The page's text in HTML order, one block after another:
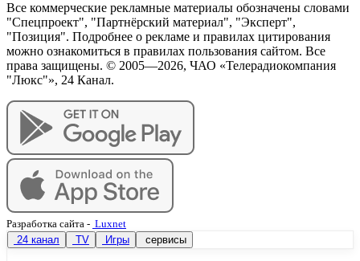
Все коммерческие рекламные материалы обозначены словами
"Спецпроект", "Партнёрский материал", "Эксперт",
"Позиция". Подробнее о рекламе и правилах цитирования
можно ознакомиться в правилах пользования сайтом. Все
права защищены. © 2005—2026, ЧАО «Телерадиокомпания
"Люкс"», 24 Канал.
Разработка сайта - Luxnet
24 канал
TV Игры сервисы